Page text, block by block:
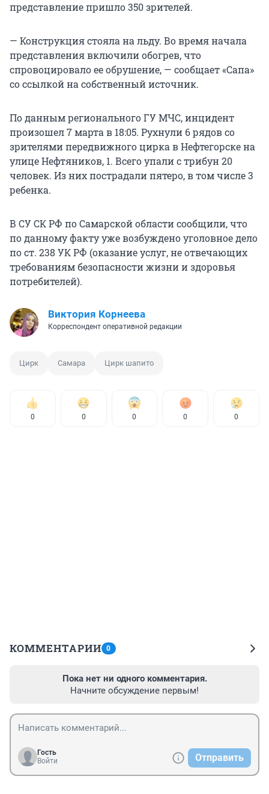
представление пришло 350 зрителей.
— Конструкция стояла на льду. Во время начала
представления включили обогрев, что
спровоцировало ее обрушение, — сообщает «Сапа»
со ссылкой на собственный источник.
По данным регионального ГУ МЧС, инцидент
произошел 7 марта в 18:05. Рухнули 6 рядов со
зрителями передвижного цирка в Нефтегорске на
улице Нефтяников, 1. Всего упали с трибун 20
человек. Из них пострадали пятеро, в том числе 3
ребенка.
В СУ СК РФ по Самарской области сообщили, что
по данному факту уже возбуждено уголовное дело
по ст. 238 УК РФ (оказание услуг, не отвечающих
требованиям безопасности жизни и здоровья
потребителей).
Виктория Корнеева
Корреспондент оперативной редакции
Цирк Самара Цирк шапито
0 0 0 0 0
КОММЕНТАРИИ 0
Пока нет ни одного комментария.
Начните обсуждение первым!
Гость
Войти
Отправить